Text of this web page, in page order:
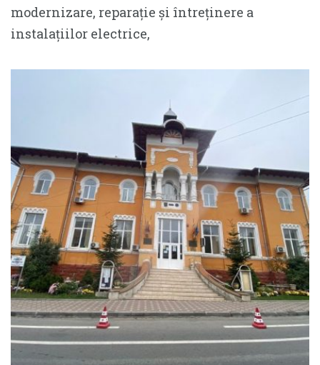
modernizare, reparație și întreținere a
instalațiilor electrice,